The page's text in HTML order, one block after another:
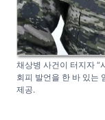
채상병 사건이 터지자 “
회피 발언을 한 바 있는
제공.